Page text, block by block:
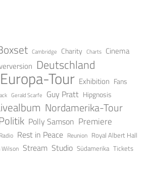
Cambridge Charity Charts Cinema
Deutschland
Europa-Tour Exhibition Fans
Gerald Scarfe Guy Pratt Hipgnosis
Nordamerika-Tour
Polly Samson Premiere
Radio Rest in Peace Reunion Royal Albert Hall
Wilson Stream Studio Südamerika Tickets